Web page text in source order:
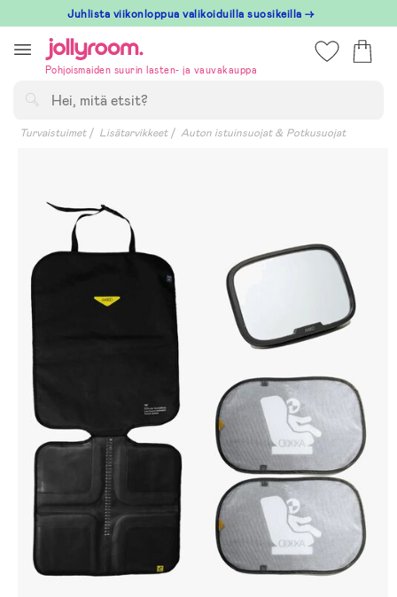
till
innehållet
Juhlista viikonloppua valikoiduilla suosikeilla →
Pohjoismaiden suurin lasten- ja vauvakauppa
Turvaistuimet Lisätarvikkeet Auton istuinsuojat & Potkusuojat